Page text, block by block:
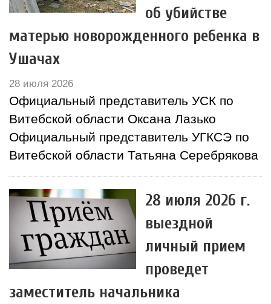
об убийстве
матерью новорожденного ребенка в
Ушачах
28 июля 2026
Официальный представитель УСК по
Витебской области Оксана Лазько
Официальный представитель УГКСЭ по
Витебской области Татьяна Серебрякова
28 июля 2026 г.
выездной
личный прием
проведет
заместитель начальника